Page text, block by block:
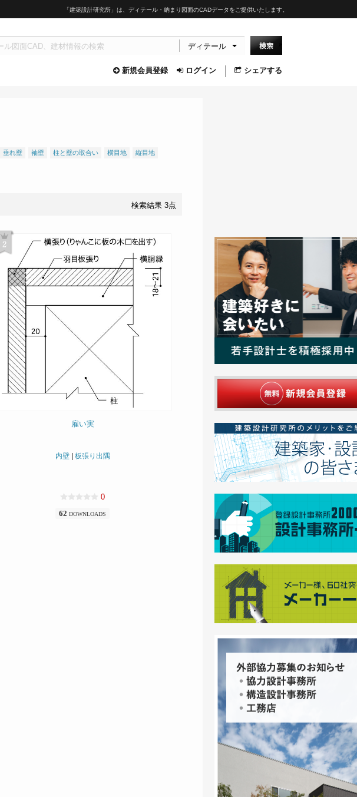
「建築設計研究所」は、ディテール・納まり図面のCADデータをご提供いたします。
ディテール
新規会員登録 ログイン シェアする
垂れ壁 袖壁 柱と壁の取合い 横目地
縦目地
検索結果 3点
雇い実
内壁| 板張り出隅
0
62 DOWNLOADS